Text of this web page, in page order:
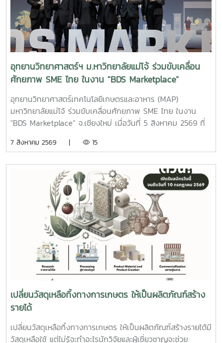
อุทยานวิทยาศาสตร์ฯ ม.หาวิทยาลัยแม่โจ้ ร่วมขับเคลื่อน
ศักยภาพ SME ไทย ในงาน "BDS Marketplace"
อุทยานวิทยาศาสตร์เทคโนโลยีเกษตรและอาหาร (MAP)
มหาวิทยาลัยแม่โจ้ ร่วมขับเคลื่อนศักยภาพ SME ไทย ในงาน
"BDS Marketplace" จ.เชียงใหม่ เมื่อวันที่ 5 สิงหาคม 2569 ที่
วิทยาศาสตร์เทคโนโลยีเกษตรและอาหาร มหาวิทยาลัยแม่โจ้
ทางธุรกิจ ในกิจกรรม "BDS MARKETPLACE : ตลาดนัดบริการ
ทางธุรกิจเพื่อ SME" จังหวัดเชียงใหม่ ซึ่งจัดขึ้นภายใต้โครงการ
ส่งเสริมผู้ประกอบการผ่านระบบ BDS โดยสำนักงานส่งเสริม
วิสาหกิจขนาดกลางและขนาดย่อม (สสว.) ภายในงาน ทางทีมงาน
ได้มีโอกาสร่วมขึ้นเวทีแนะนำหน่วยงานในฐานะผู้ให้บริการทาง
ธุรกิจ (DBDSP) เพื่อประชาสัมพันธ์บริการของอุทยานฯ และใน
ช่วงบ่ายได้เปิดโต๊ะให้คำปรึกษาอย่างใกล้ชิดในกิจกรรม BDS
Clinic เพื่อช่วยผู้ประกอบการ SME ในการเตรียมตัวและยื่นข้อ
เสนอขอรับการอุดหนุนการพัฒนาธุรกิจ เรามุ่งมั่นที่จะเป็นฟัน
เฟืองสำคัญในการสนับสนุนและให้บริการบนระบบ BDS เพื่อยก
ระดับศักยภาพเครือข่ายผู้ประกอบการกว่า 20,000 ราย ให้
สามารถเข้าถึงเทคโนโลยี นวัตกรรม และเติบโตในโลกธุรกิจได้
อย่างยั่งยืน! ขอขอบคุณผู้ประกอบการทุกท่านที่แวะมาเยี่ยมชมบูธ
และพูดคุยแลกเปลี่ยนกันอย่างอบอุ่น แล้วพบกับบริการและ
กิจกรรมดีๆ จาก MAP ได้ใหม่ในโอกาสหน้านะครับ
7 สิงหาคม 2569 | 15
เปลี่ยนวัสดุเหลือทิ้งทางการเกษตร ให้เป็นผลิตภัณฑ์สร้าง
รายได้
เปลี่ยนวัสดุเหลือทิ้งทางการเกษตร ให้เป็นผลิตภัณฑ์สร้างรายได้มี
วัสดุเหลือใช้ แต่ไม่รู้จะทำอะไรนักวิจัยและผู้เชี่ยวชาญจะช่วย